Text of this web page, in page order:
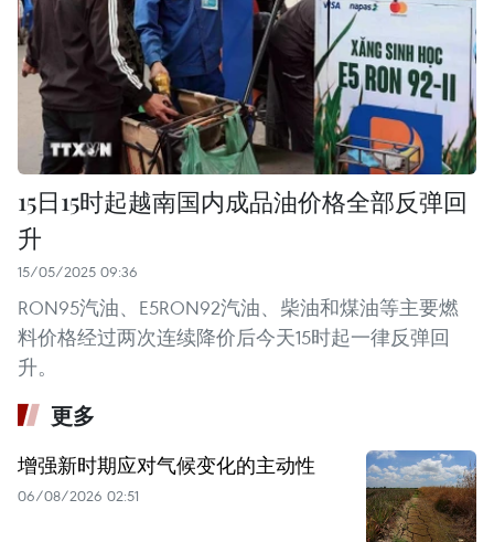
15日15时起越南国内成品油价格全部反弹回
升
15/05/2025 09:36
RON95汽油、E5RON92汽油、柴油和煤油等主要燃
料价格经过两次连续降价后今天15时起一律反弹回
升。 ​
更多
增强新时期应对气候变化的主动性
06/08/2026 02:51